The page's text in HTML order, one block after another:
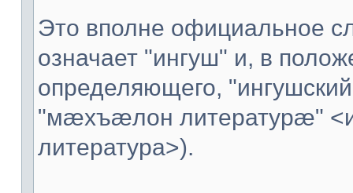
Это вполне официальное
означает "ингуш" и, в
определяющего,
"мæхъæлон литературæ"
литература>).